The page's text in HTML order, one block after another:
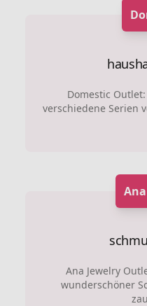
Domestic
verschiedene Serien
Ana Jewelry
wunderschöner